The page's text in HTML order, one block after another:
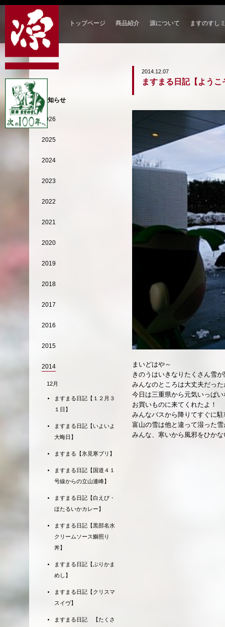
トップページ 商品紹介 源について ますのすし
2014.12.07
ますまる日記【よう
まいどはや～
きのうはいきなりたくさん雪
みんなのところは大丈夫だった
今日は三重県から元気いっぱ
お買いものに来てくれたよ！
みんなバスから降りてすぐに
富山の雪は他と違って湿った
みんな、寒いから風邪をひか
お知らせ
2026
2025
2024
2023
2022
2021
2020
2019
2018
2017
2016
2015
2014
12月
ますまる日記【１２月３
１日】
ますまる日記【いよいよ
大晦日】
ますまる【氷見寒ブリ】
ますまる日記【国道４１
号線からの立山連峰】
ますまる日記【白えび・
ほたるいかカレー】
ますまる日記【黒部名水
クリームソース鰤照り
丼】
ますまる日記【ぶりかま
めし】
ますまる日記【クリスマ
スイヴ】
ますまる日記 【たくさ